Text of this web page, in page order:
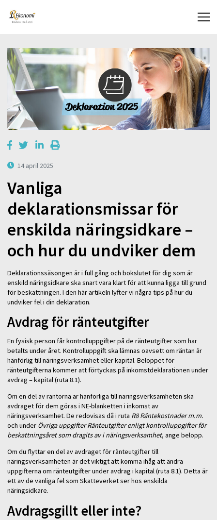
14 april 2025
Vanliga
deklarationsmissar för
enskilda näringsidkare –
och hur du undviker dem
Deklarationssäsongen är i full gång och bokslutet för dig som är
enskild näringsidkare ska snart vara klart för att kunna ligga till grund
för beskattningen. I den här artikeln lyfter vi några tips på hur du
undviker fel i din deklaration.
Avdrag för ränteutgifter
En fysisk person får kontrolluppgifter på de ränteutgifter som har
betalts under året. Kontrolluppgift ska lämnas oavsett om räntan är
hänförlig till näringsverksamhet eller kapital. Beloppet för
ränteutgifterna kommer att förtyckas på inkomstdeklarationen under
avdrag – kapital (ruta 8.1).
Om en del av räntorna är hänförliga till näringsverksamheten ska
avdraget för dem göras i NE-blanketten i inkomst av
näringsverksamhet. De redovisas då i ruta R8 Räntekostnader m.m.
och under Övriga uppgifter Ränteutgifter enligt kontrolluppgifter för
beskattningsåret som dragits av i näringsverksamhet, ange belopp.
Om du flyttar en del av avdraget för ränteutgifter till
näringsverksamheten är det viktigt att komma ihåg att ändra
uppgifterna om ränteutgifter under avdrag i kapital (ruta 8.1). Detta är
ett av de vanliga fel som Skatteverket ser hos enskilda
näringsidkare.
Avdragsgillt eller inte?